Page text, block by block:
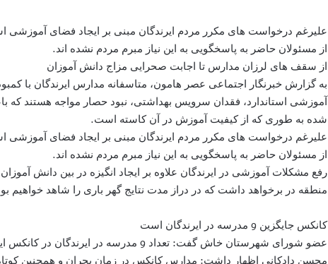
علیرغم درخواست های مکرر مردم ایرندگان مبنی بر ایجاد فضای آموزشی
از مسئولان حاضر به پاسخگویی به این نیاز مبرم مردم نشده اند.
از سقف های لرزان مدارس تا اجابت صحرایی مزاج دانش آموزان
به گزارش خبرنگار اجتماعی عصر هامون، متاسفانه مدارس ایرندگان با
آموزشی استاندارد، فقدان سرویس بهداشتی، نبود حصار مواجه هستند که
شده به طوری که از کیفیت آموزش در آن کاسته است.
علیرغم درخواست های مکرر مردم ایرندگان مبنی بر ایجاد فضای آموزشی
از مسئولان حاضر به پاسخگویی به این نیاز مبرم مردم نشده اند.
رفع مشکلات آموزشی در ایرندگان علاوه بر ایجاد انگیزه در بین دانش
منطقه در برخواهد داشت که در دراز مدت نتایج گهر باری را شاهد خواهیم
کانکس جایگزین 9 مدرسه در ایرندگان است
عضو شورای شهرستان خاش گفت: تعداد 9 مدرسه در ایرندگان در کانکس ایجاد شده اند.
محسن دادکانی اظهار داشت: مدارس کانکس در زمان بحران و همچنین